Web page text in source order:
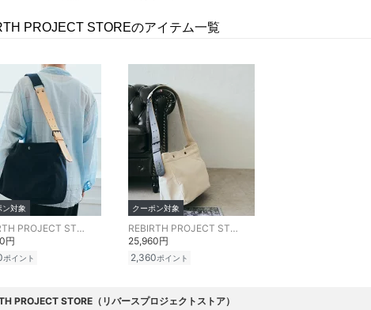
PROJECT STOREのアイテム一覧
ン対象
REBIRTH PROJECT STORE
円
ポイント
クーポン対象
REBIRTH PROJECT STORE
25,960円
2,360ポイント
PROJECT STORE（リバースプロジェクトストア）